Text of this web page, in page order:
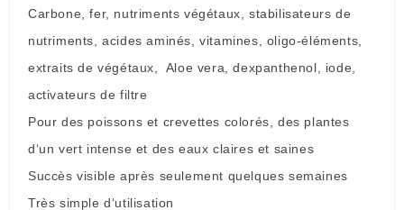
Carbone, fer, nutriments végétaux, stabilisateurs de
nutriments, acides aminés, vitamines, oligo-éléments,
extraits de végétaux, Aloe vera, dexpanthenol, iode,
activateurs de filtre
Pour des poissons et crevettes colorés, des plantes
d‘un vert intense et des eaux claires et saines
Succès visible après seulement quelques semaines
Très simple d‘utilisation